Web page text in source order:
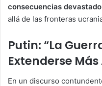
consecuencias
allá de las fronteras
Putin: “La
Extenderse
En un discurso